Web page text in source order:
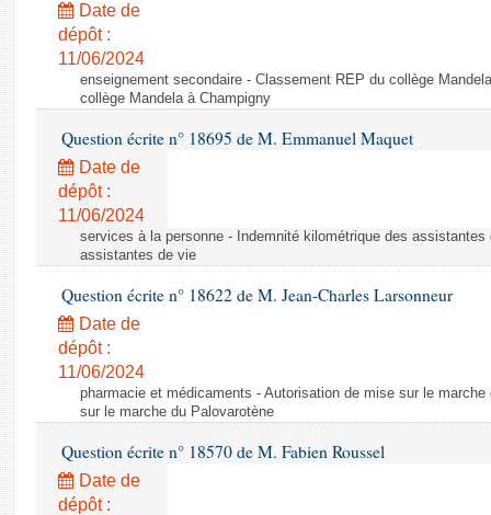
Date de
dépôt :
11/06/2024
enseignement secondaire - Classement REP du collège
collège Mandela à Champigny
Question écrite n° 18695 de M. Emmanuel Maquet
Date de
dépôt :
11/06/2024
services à la personne - Indemnité kilométrique des
assistantes de vie
Question écrite n° 18622 de M. Jean-Charles Larsonneur
Date de
dépôt :
11/06/2024
pharmacie et médicaments - Autorisation de mise sur le
sur le marche du Palovarotène
Question écrite n° 18570 de M. Fabien Roussel
Date de
dépôt :